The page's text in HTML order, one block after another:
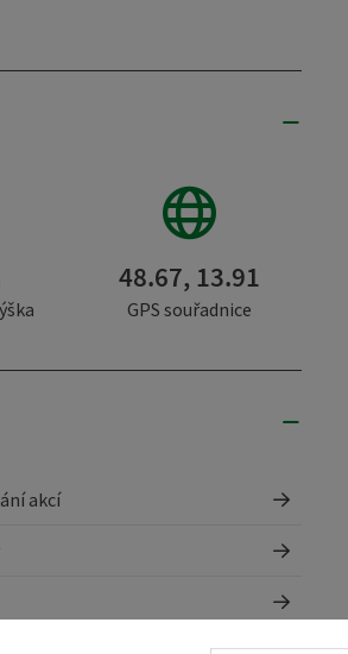
48.67, 13.91
GPS souřadnice
akcí